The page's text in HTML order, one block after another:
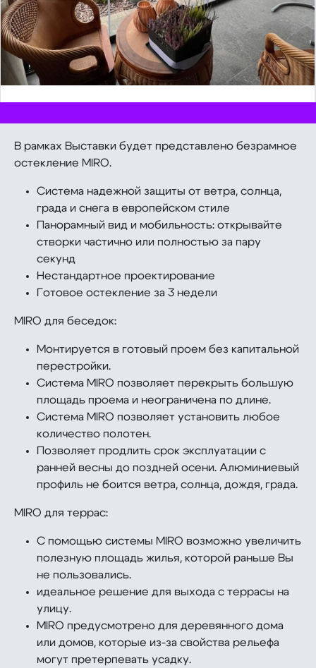
В рамках Выставки будет представлено безрамное
остекление MIRO.
Система надежной защиты от ветра, солнца,
града и снега в европейском стиле
Панорамный вид и мобильность: открывайте
створки частично или полностью за пару
секунд
Нестандартное проектирование
Готовое остекление за 3 недели
MIRO для беседок:
Монтируется в готовый проем без капитальной
перестройки.
Система MIRO позволяет перекрыть большую
площадь проема и неограничена по длине.
Система MIRO позволяет установить любое
количество полотен.
Позволяет продлить срок эксплуатации с
ранней весны до поздней осени. Алюминиевый
профиль не боится ветра, солнца, дождя, града.
MIRO для террас:
С помощью системы MIRO возможно увеличить
полезную площадь жилья, которой раньше Вы
не пользовались.
идеальное решение для выхода с террасы на
улицу.
MIRO предусмотрено для деревянного дома
или домов, которые из-за свойства рельефа
могут претерпевать усадку.